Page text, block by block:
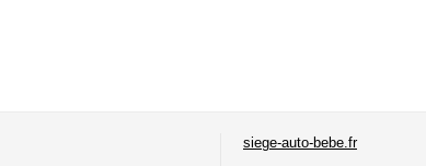
siege-auto-bebe.fr